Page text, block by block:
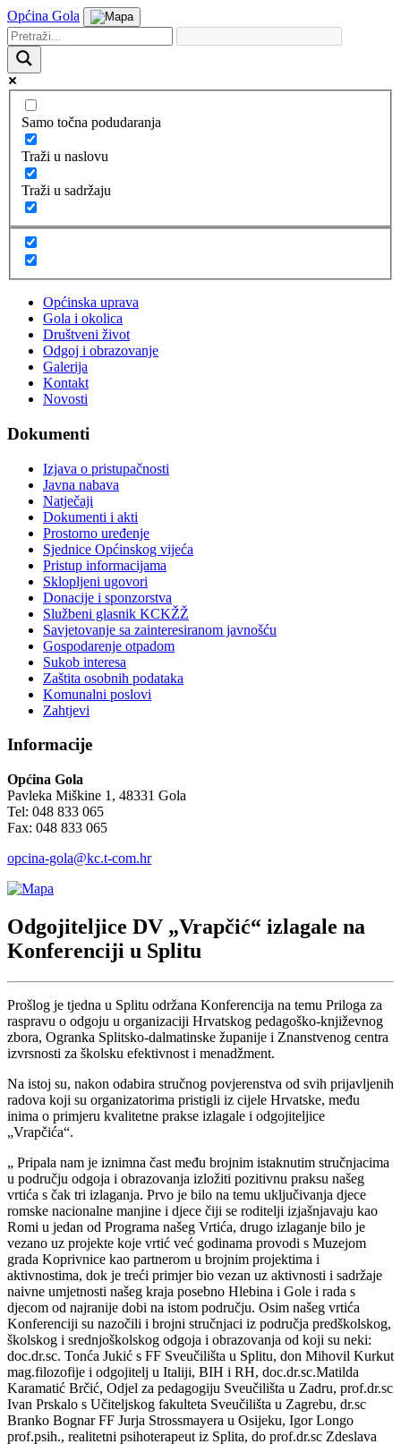
Općina Gola
Samo točna podudaranja
Traži u naslovu
Traži u sadržaju
Općinska uprava
Gola i okolica
Društveni život
Odgoj i obrazovanje
Galerija
Kontakt
Novosti
Dokumenti
Izjava o pristupačnosti
Javna nabava
Natječaji
Dokumenti i akti
Prostorno uređenje
Sjednice Općinskog vijeća
Pristup informacijama
Sklopljeni ugovori
Donacije i sponzorstva
Službeni glasnik KCKŽŽ
Savjetovanje sa zainteresiranom javnošću
Gospodarenje otpadom
Sukob interesa
Zaštita osobnih podataka
Komunalni poslovi
Zahtjevi
Informacije
Općina Gola
Pavleka Miškine 1, 48331 Gola
Tel: 048 833 065
Fax: 048 833 065
opcina-gola@kc.t-com.hr
Odgojiteljice DV „Vrapčić“ izlagale na
Konferenciji u Splitu
Prošlog je tjedna u Splitu održana Konferencija na temu Priloga za
raspravu o odgoju u organizaciji Hrvatskog pedagoško-književnog
zbora, Ogranka Splitsko-dalmatinske županije i Znanstvenog centra
izvrsnosti za školsku efektivnost i menadžment.
Na istoj su, nakon odabira stručnog povjerenstva od svih prijavljenih
radova koji su organizatorima pristigli iz cijele Hrvatske, među
inima o primjeru kvalitetne prakse izlagale i odgojiteljice
„Vrapčića“.
„ Pripala nam je iznimna čast među brojnim istaknutim stručnjacima
u području odgoja i obrazovanja izložiti pozitivnu praksu našeg
vrtića s čak tri izlaganja. Prvo je bilo na temu uključivanja djece
romske nacionalne manjine i djece čiji se roditelji izjašnjavaju kao
Romi u jedan od Programa našeg Vrtića, drugo izlaganje bilo je
vezano uz projekte koje vrtić već godinama provodi s Muzejom
grada Koprivnice kao partnerom u brojnim projektima i
aktivnostima, dok je treći primjer bio vezan uz aktivnosti i sadržaje
naivne umjetnosti našeg kraja posebno Hlebina i Gole i rada s
djecom od najranije dobi na istom području. Osim našeg vrtića
Konferenciji su nazočili i brojni stručnjaci iz područja predškolskog,
školskog i srednjoškolskog odgoja i obrazovanja od koji su neki:
doc.dr.sc. Tonća Jukić s FF Sveučilišta u Splitu, don Mihovil Kurkut
mag.filozofije i odgojitelj u Italiji, BIH i RH, doc.dr.sc.Matilda
Karamatić Brčić, Odjel za pedagogiju Sveučilišta u Zadru, prof.dr.sc
Ivan Prskalo s Učiteljskog fakulteta Sveučilišta u Zagrebu, dr.sc
Branko Bognar FF Jurja Strossmayera u Osijeku, Igor Longo
prof.psih., realitetni psihoterapeut iz Splita, do prof.dr.sc Zdeslava